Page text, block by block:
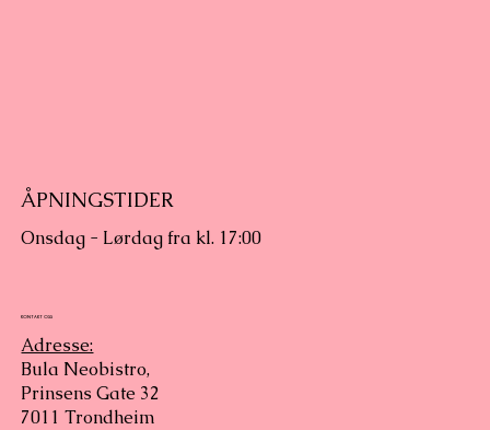
ÅPNINGSTIDER
Onsdag - Lørdag fra kl. 17:00
KONTAKT OSS
Adresse:
Bula Neobistro,
Prinsens Gate 32
7011 Trondheim